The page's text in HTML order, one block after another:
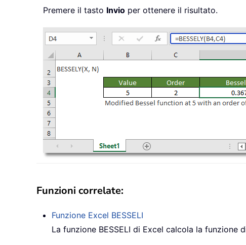
Premere il tasto Invio per ottenere il risultato.
Funzioni correlate:
Funzione Excel BESSELI
La funzione BESSELI di Excel calcola la